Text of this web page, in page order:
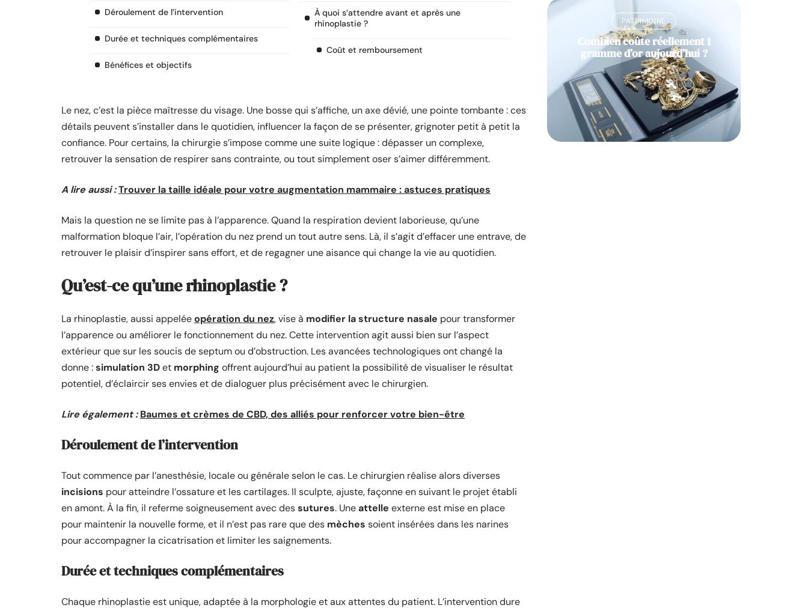
Déroulement de l’intervention
Durée et techniques complémentaires
Bénéfices et objectifs
À quoi s’attendre avant et après une
rhinoplastie ?
Coût et remboursement
Le nez, c’est la pièce maîtresse du visage. Une bosse qui s’affiche, un axe dévié, une pointe tombante : ces
détails peuvent s’installer dans le quotidien, influencer la façon de se présenter, grignoter petit à petit la
confiance. Pour certains, la chirurgie s’impose comme une suite logique : dépasser un complexe,
retrouver la sensation de respirer sans contrainte, ou tout simplement oser s’aimer différemment.
A lire aussi :Trouver la taille idéale pour votre augmentation mammaire : astuces pratiques
Mais la question ne se limite pas à l’apparence. Quand la respiration devient laborieuse, qu’une
malformation bloque l’air, l’opération du nez prend un tout autre sens. Là, il s’agit d’effacer une entrave, de
retrouver le plaisir d’inspirer sans effort, et de regagner une aisance qui change la vie au quotidien.
Qu’est-ce qu’une rhinoplastie ?
La rhinoplastie, aussi appeléeopération du nez, vise à modifier la structure nasale pour transformer
l’apparence ou améliorer le fonctionnement du nez. Cette intervention agit aussi bien sur l’aspect
extérieur que sur les soucis de septum ou d’obstruction. Les avancées technologiques ont changé la
donne :simulation 3Det morphing offrent aujourd’hui au patient la possibilité de visualiser le résultat
potentiel, d’éclaircir ses envies et de dialoguer plus précisément avec le chirurgien.
Lire également : Baumes et crèmes de CBD, des alliés pour renforcer votre bien-être
Déroulement de l’intervention
Tout commence par l’anesthésie, locale ou générale selon le cas. Le chirurgien réalise alors diverses
incisions pour atteindre l’ossature et les cartilages. Il sculpte, ajuste, façonne en suivant le projet établi
en amont. À la fin, il referme soigneusement avec dessutures. Uneattelle externe est mise en place
pour maintenir la nouvelle forme, et il n’est pas rare que des mèches soient insérées dans les narines
pour accompagner la cicatrisation et limiter les saignements.
Durée et techniques complémentaires
Chaque rhinoplastie est unique, adaptée à la morphologie et aux attentes du patient. L’intervention dure
PATRIMOINE
Combien coûte réellement 1
gramme d’or aujourd’hui ?